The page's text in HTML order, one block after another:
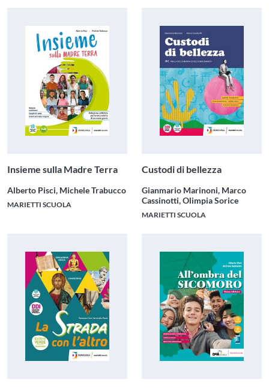
Insieme sulla Madre Terra
Alberto Pisci, Michele Trabucco
MARIETTI SCUOLA
Custodi di bellezza
Gianmario Marinoni, Marco
Cassinotti, Olimpia Sorice
MARIETTI SCUOLA